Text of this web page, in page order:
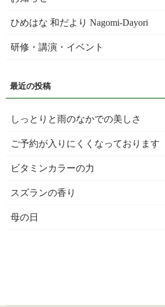
ひめはな 和だより Nagomi-Dayori
研修・講演・イベント
しっとりと雨のなかでの美しさ
ご予約が入りにくくなっております
ビタミンカラーの力
スズランの香り
母の日